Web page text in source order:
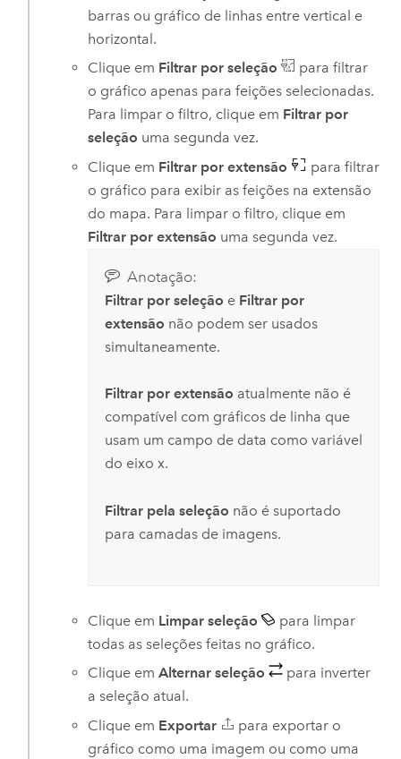
barras ou gráfico de linhas entre vertical e
horizontal.
Clique em Filtrar por seleção
para filtrar
o gráfico apenas para feições selecionadas.
Para limpar o filtro, clique em Filtrar por
seleção uma segunda vez.
Clique em Filtrar por extensão
para filtrar
o gráfico para exibir as feições na extensão
do mapa. Para limpar o filtro, clique em
Filtrar por extensão uma segunda vez.
Anotação:
Filtrar por seleção e Filtrar por
extensão não podem ser usados ​​
simultaneamente.
Filtrar por extensão atualmente não é
compatível com gráficos de linha que
usam um campo de data como variável
do eixo x.
Filtrar pela seleção não é suportado
para camadas de imagens.
Clique em Limpar seleção
para limpar
todas as seleções feitas no gráfico.
Clique emAlternar seleção
para inverter
a seleção atual.
Clique em Exportar
para exportar o
gráfico como uma imagem ou como uma